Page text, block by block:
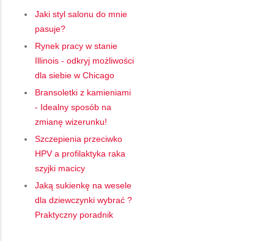
Jaki styl salonu do mnie
pasuje?
Rynek pracy w stanie
Illinois - odkryj możliwości
dla siebie w Chicago
Bransoletki z kamieniami
- Idealny sposób na
zmianę wizerunku!
Szczepienia przeciwko
HPV a profilaktyka raka
szyjki macicy
Jaką sukienkę na wesele
dla dziewczynki wybrać ?
Praktyczny poradnik